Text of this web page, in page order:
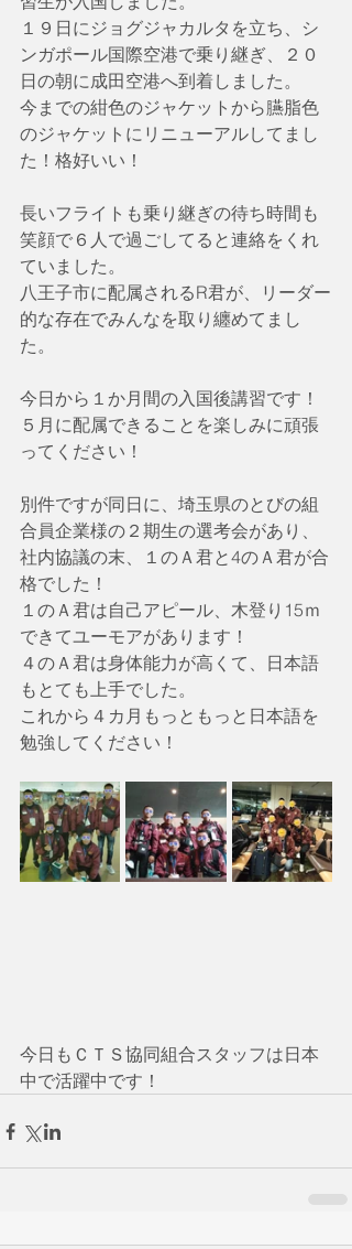
１９日にジョグジャカルタを立ち、シ
ンガポール国際空港で乗り継ぎ、２０
日の朝に成田空港へ到着しました。
今までの紺色のジャケットから臙脂色
のジャケットにリニューアルしてまし
た！格好いい！
長いフライトも乗り継ぎの待ち時間も
笑顔で６人で過ごしてると連絡をくれ
ていました。
八王子市に配属されるR君が、リーダー
的な存在でみんなを取り纏めてまし
た。
今日から１か月間の入国後講習です！
５月に配属できることを楽しみに頑張
ってください！
別件ですが同日に、埼玉県のとびの組
合員企業様の２期生の選考会があり、
社内協議の末、１のＡ君と4のＡ君が合
格でした！
１のＡ君は自己アピール、木登り15ｍ
できてユーモアがあります！
４のＡ君は身体能力が高くて、日本語
もとても上手でした。
これから４カ月もっともっと日本語を
勉強してください！
今日もＣＴＳ協同組合スタッフは日本
中で活躍中です！